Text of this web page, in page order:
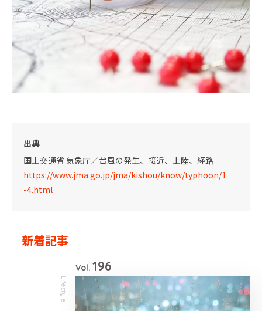
出典
国土交通省 気象庁／台風の発生、接近、上陸、経路
https://www.jma.go.jp/jma/kishou/know/typhoon/1
-4.html
新着記事
Lifestyle
Vol. 196